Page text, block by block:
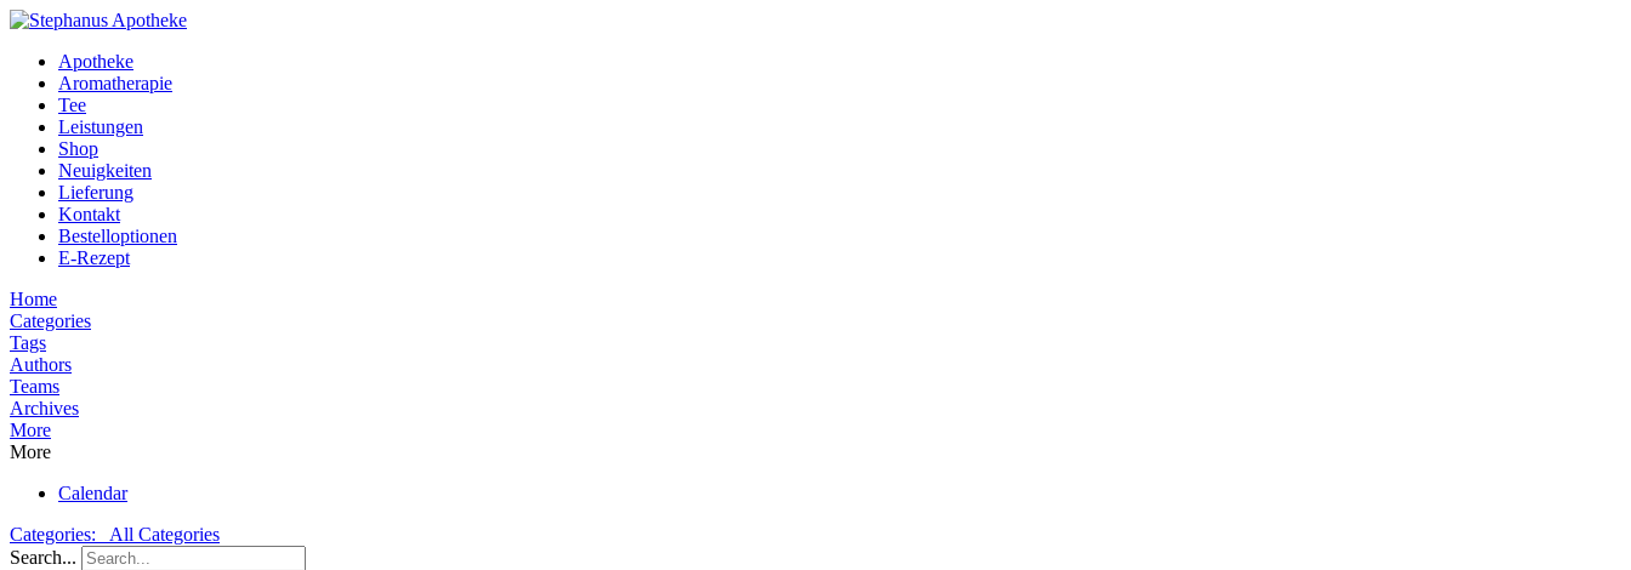
Apotheke
Aromatherapie
Tee
Leistungen
Shop
Neuigkeiten
Lieferung
Kontakt
Bestelloptionen
E-Rezept
Home
Categories
Tags
Authors
Teams
Archives
More
More
Calendar
Categories:
All Categories
Search...